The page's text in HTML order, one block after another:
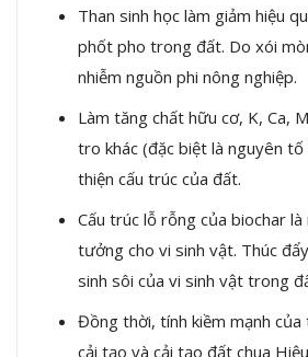
Than sinh học làm giảm hiệu
phốt pho trong đất. Do xói
nhiễm nguồn phi nông nghiệp.
Làm tăng chất hữu cơ, K, Ca,
tro khác (đặc biệt là nguyên
thiện cấu trúc của đất.
Cấu trúc lỗ rỗng của biochar
tưởng cho vi sinh vật. Thúc
sinh sôi của vi sinh vật trong
Đồng thời, tính kiềm mạnh của
cải tạo và cải tạo đất chua